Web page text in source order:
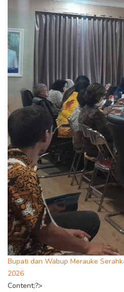
Bupati dan Wabup Merauke
2026
Content;?>